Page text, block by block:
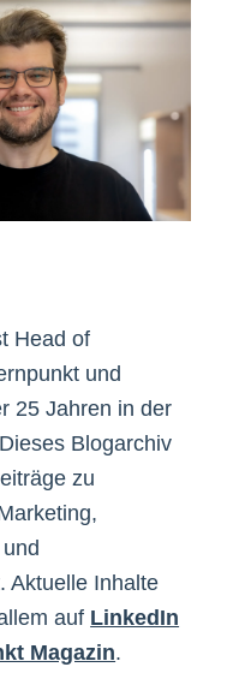
Head of
und
25 Jahren in der
Blogarchiv
zu
Aktuelle Inhalte
auf LinkedIn
Magazin.